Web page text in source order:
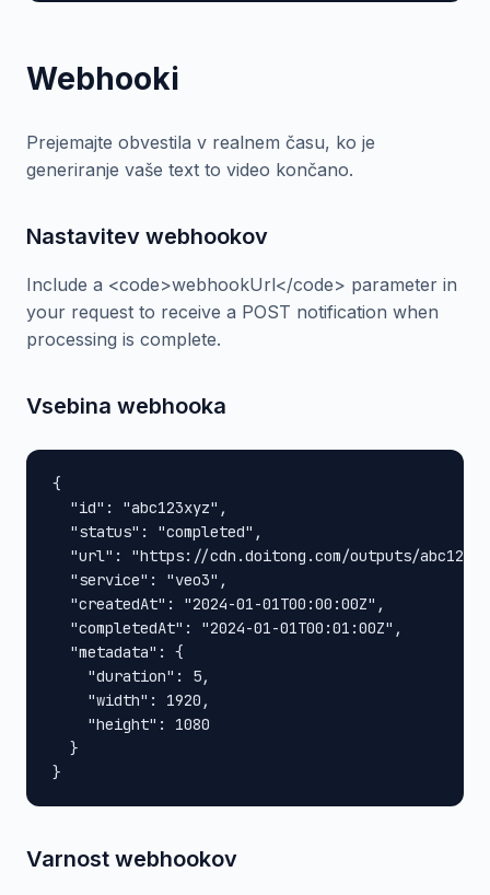
Webhooki
Prejemajte obvestila v realnem času, ko je
generiranje vaše text to video končano.
Nastavitev webhookov
Include a <code>webhookUrl</code> parameter in
your request to receive a POST notification when
processing is complete.
Vsebina webhooka
{
  "id": "abc123xyz",
  "status": "completed",
"url": "https://cdn.doitong.com/outputs/
  "service": "veo3",
  "createdAt": "2024-01-01T00:00:00Z",
  "completedAt": "2024-01-01T00:01:00Z",
  "metadata": {
    "duration": 5,
    "width": 1920,
    "height": 1080
  }
}
Varnost webhookov